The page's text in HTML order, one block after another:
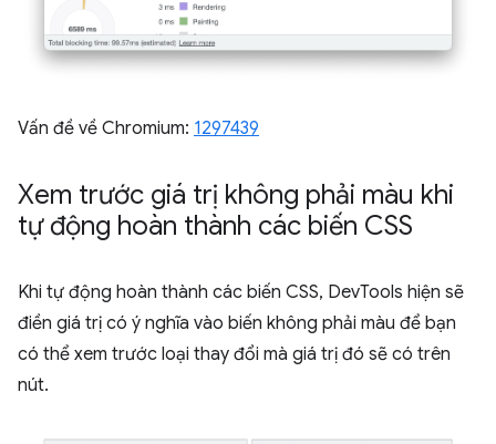
Vấn đề về Chromium: 1297439
Xem trước giá trị không phải màu khi
tự động hoàn thành các biến CSS
Khi tự động hoàn thành các biến CSS, DevTools hiện sẽ
điền giá trị có ý nghĩa vào biến không phải màu để bạn
có thể xem trước loại thay đổi mà giá trị đó sẽ có trên
nút.